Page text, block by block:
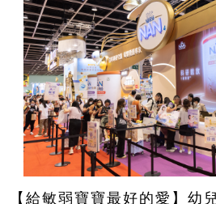
【給敏弱寶寶最好的愛】幼